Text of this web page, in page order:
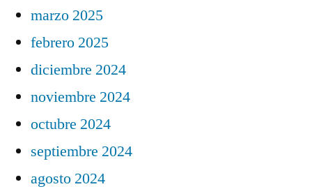
marzo 2025
febrero 2025
diciembre 2024
noviembre 2024
octubre 2024
septiembre 2024
agosto 2024